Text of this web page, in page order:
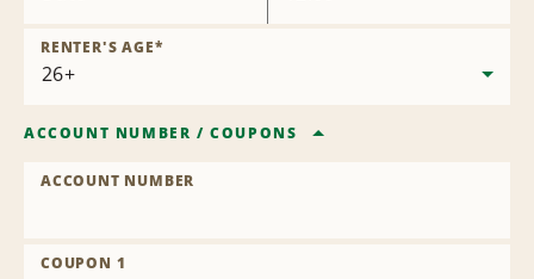
RENTER'S AGE*
ACCOUNT NUMBER /COUPONS
ACCOUNT NUMBER
COUPON 1